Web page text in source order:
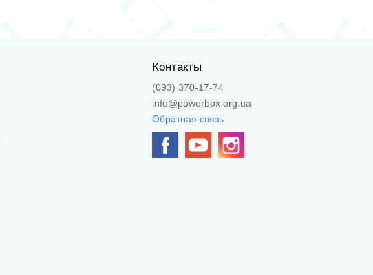
Контакты
(093) 370-17-74
info@powerbox.org.ua
Обратная связь